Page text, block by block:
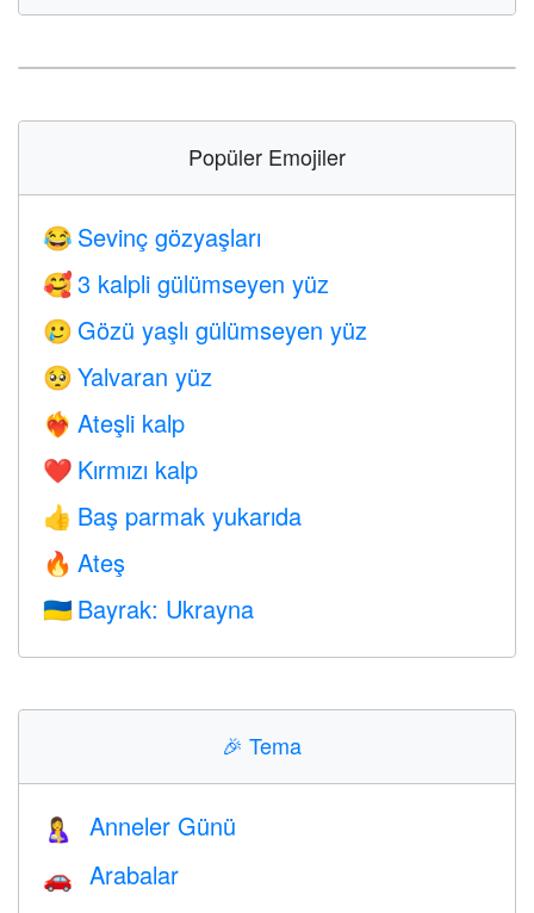
Popüler Emojiler
😂 Sevinç gözyaşları
🥰 3 kalpli gülümseyen yüz
🥲 Gözü yaşlı gülümseyen yüz
🥺 Yalvaran yüz
❤️‍🔥 Ateşli kalp
❤️ Kırmızı kalp
👍 Baş parmak yukarıda
🔥 Ateş
🇺🇦 Bayrak: Ukrayna
🎉 Tema
🤱 Anneler Günü
🚗 Arabalar